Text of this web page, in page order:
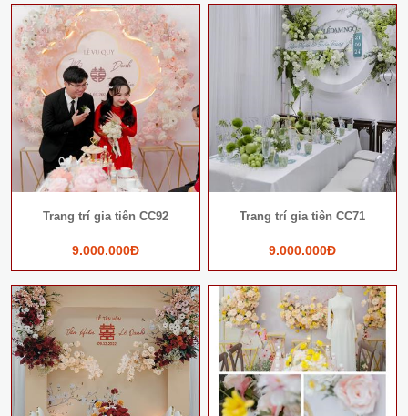
Trang trí gia tiên CC92
9.000.000Đ
Trang trí gia tiên CC71
9.000.000Đ